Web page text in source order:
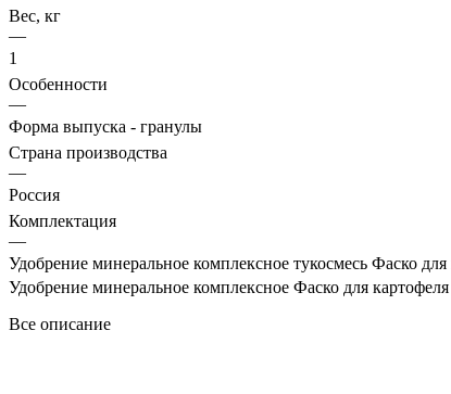
Вес, кг
—
1
Особенности
—
Форма выпуска - гранулы
Страна производства
—
Россия
Комплектация
—
Удобрение минеральное комплексное тукосмесь Фаско для
Удобрение минеральное комплексное Фаско для картофеля
Все описание